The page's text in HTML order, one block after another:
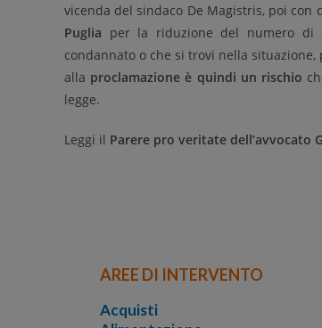
vicenda del sindaco De Magistris, poi con
Puglia per la riduzione del numero di
condannato o che si trovi nella
alla proclamazione è quindi un rischio
legge.
Leggi il Parere pro veritate dell’avvocato
AREE DI INTERVENTO
Acquisti